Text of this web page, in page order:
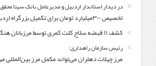
در دیدار استاندار اردبیل و مدیرعامل بانک سینا
تخصیص ۳۰۰میلیارد تومان برای تکمیل بزرگراه اردبیل-سرچم
کشف ۱۱ قبضه سلاح کلت کمری توسط مرزبانان هنگ مرزی ارومیه
رئیس سازمان راهداری:
مرز چیلات دهلران می‌تواند مکمل مرز بین‌المللی